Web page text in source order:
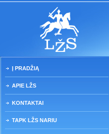
Į PRADŽIĄ
APIE LŽS
KONTAKTAI
TAPK LŽS NARIU